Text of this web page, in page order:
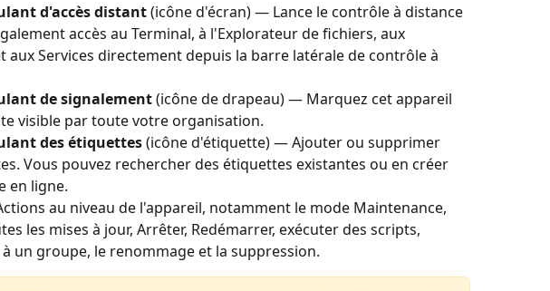
d'accès distant (icône d'écran) — Lance le contrôle à distance
accès au Terminal, à l'Explorateur de fichiers, aux
aux Services directement depuis la barre latérale de contrôle à
de signalement (icône de drapeau) — Marquez cet appareil
visible par toute votre organisation.
des étiquettes (icône d'étiquette) — Ajouter ou supprimer
Vous pouvez rechercher des étiquettes existantes ou en créer
en ligne.
au niveau de l'appareil, notamment le mode Maintenance,
les mises à jour, Arrêter, Redémarrer, exécuter des scripts,
un groupe, le renommage et la suppression.